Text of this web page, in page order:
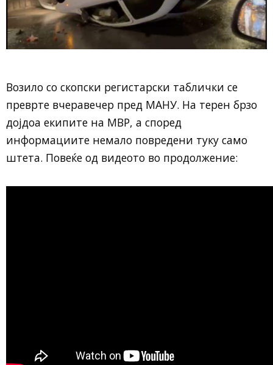
Возило со скопски регистарски таблички се
преврте вчеравечер пред МАНУ. На терен брзо
дојдоа екипите на МВР, а според
информациите немало повредени туку само
штета. Повеќе од видеото во продолжение: